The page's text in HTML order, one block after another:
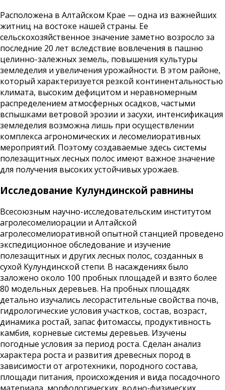
Расположена в Алтайском Крае — одна из важнейших
житниц на востоке нашей страны. Ее
сельскохозяйственное значение заметно возросло за
последние 20 лет вследствие вовлечения в пашню
целинно-залежных земель, повышения культуры
земледелия и увеличения урожайности. В этом районе,
который характеризуется резкой континентальностью
климата, высоким дефицитом и неравномерным
распределением атмосферных осадков, частыми
вспышками ветровой эрозии и засухи, интенсификация
земледелия возможна лишь при осуществлении
комплекса агрономических и лесомелиоративных
мероприятий. Поэтому создаваемые здесь системы
полезащитных лесных полос имеют важное значение
для получения высоких устойчивых урожаев.
Исследование Кулундинской равнины
Всесоюзным научно-исследовательским институтом
агролесомелиорации и Алтайской
агролесомелиоративной опытной станцией проведено
экспедиционное обследование и изучение
полезащитных и других лесных полос, созданных в
сухой Кулундинской степи. В насаждениях было
заложено около 100 пробных площадей и взято более
80 модельных деревьев. На пробных площадях
детально изучались лесорастительные свойства почв,
гидрологические условия участков, состав, возраст,
динамика ростай, запас фитомассы, продуктивность
камбия, корневые системы деревьев. Изучены
погодные условия за период роста. Сделан анализ
характера роста и развития древесных пород в
зависимости от агротехники, породного состава,
площади питания, происхождения и вида посадочного